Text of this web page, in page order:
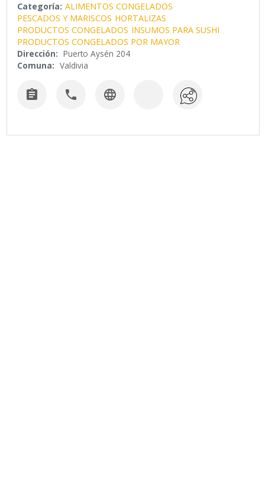
Categoría: ALIMENTOS CONGELADOS
PESCADOS Y MARISCOS HORTALIZAS
PRODUCTOS CONGELADOS INSUMOS PARA SUSHI
PRODUCTOS CONGELADOS POR MAYOR
Dirección: Puerto Aysén 204
Comuna: Valdivia
  